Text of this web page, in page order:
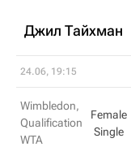
Джил Тайхман
24.06, 19:15
Wimbledon,
Qualification
WTA
Female
Single